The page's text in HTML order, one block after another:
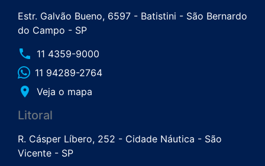
Estr. Galvão Bueno, 6597 - Batistini - São Bernardo
do Campo - SP
phone 11 4359-9000
11 94289-2764
place Veja o mapa
Litoral
R. Cásper Líbero, 252 - Cidade Náutica - São
Vicente - SP